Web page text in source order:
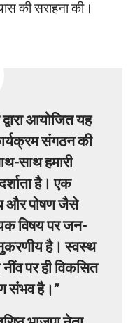
की सराहना की।
आयोजित यह
संगठन की
साथ हमारी
है। एक
और पोषण जैसे
विषय पर जन-
है। स्वस्थ
पर ही विकसित
संभव है।”